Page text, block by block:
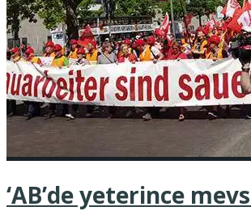
‘AB’de yeterince